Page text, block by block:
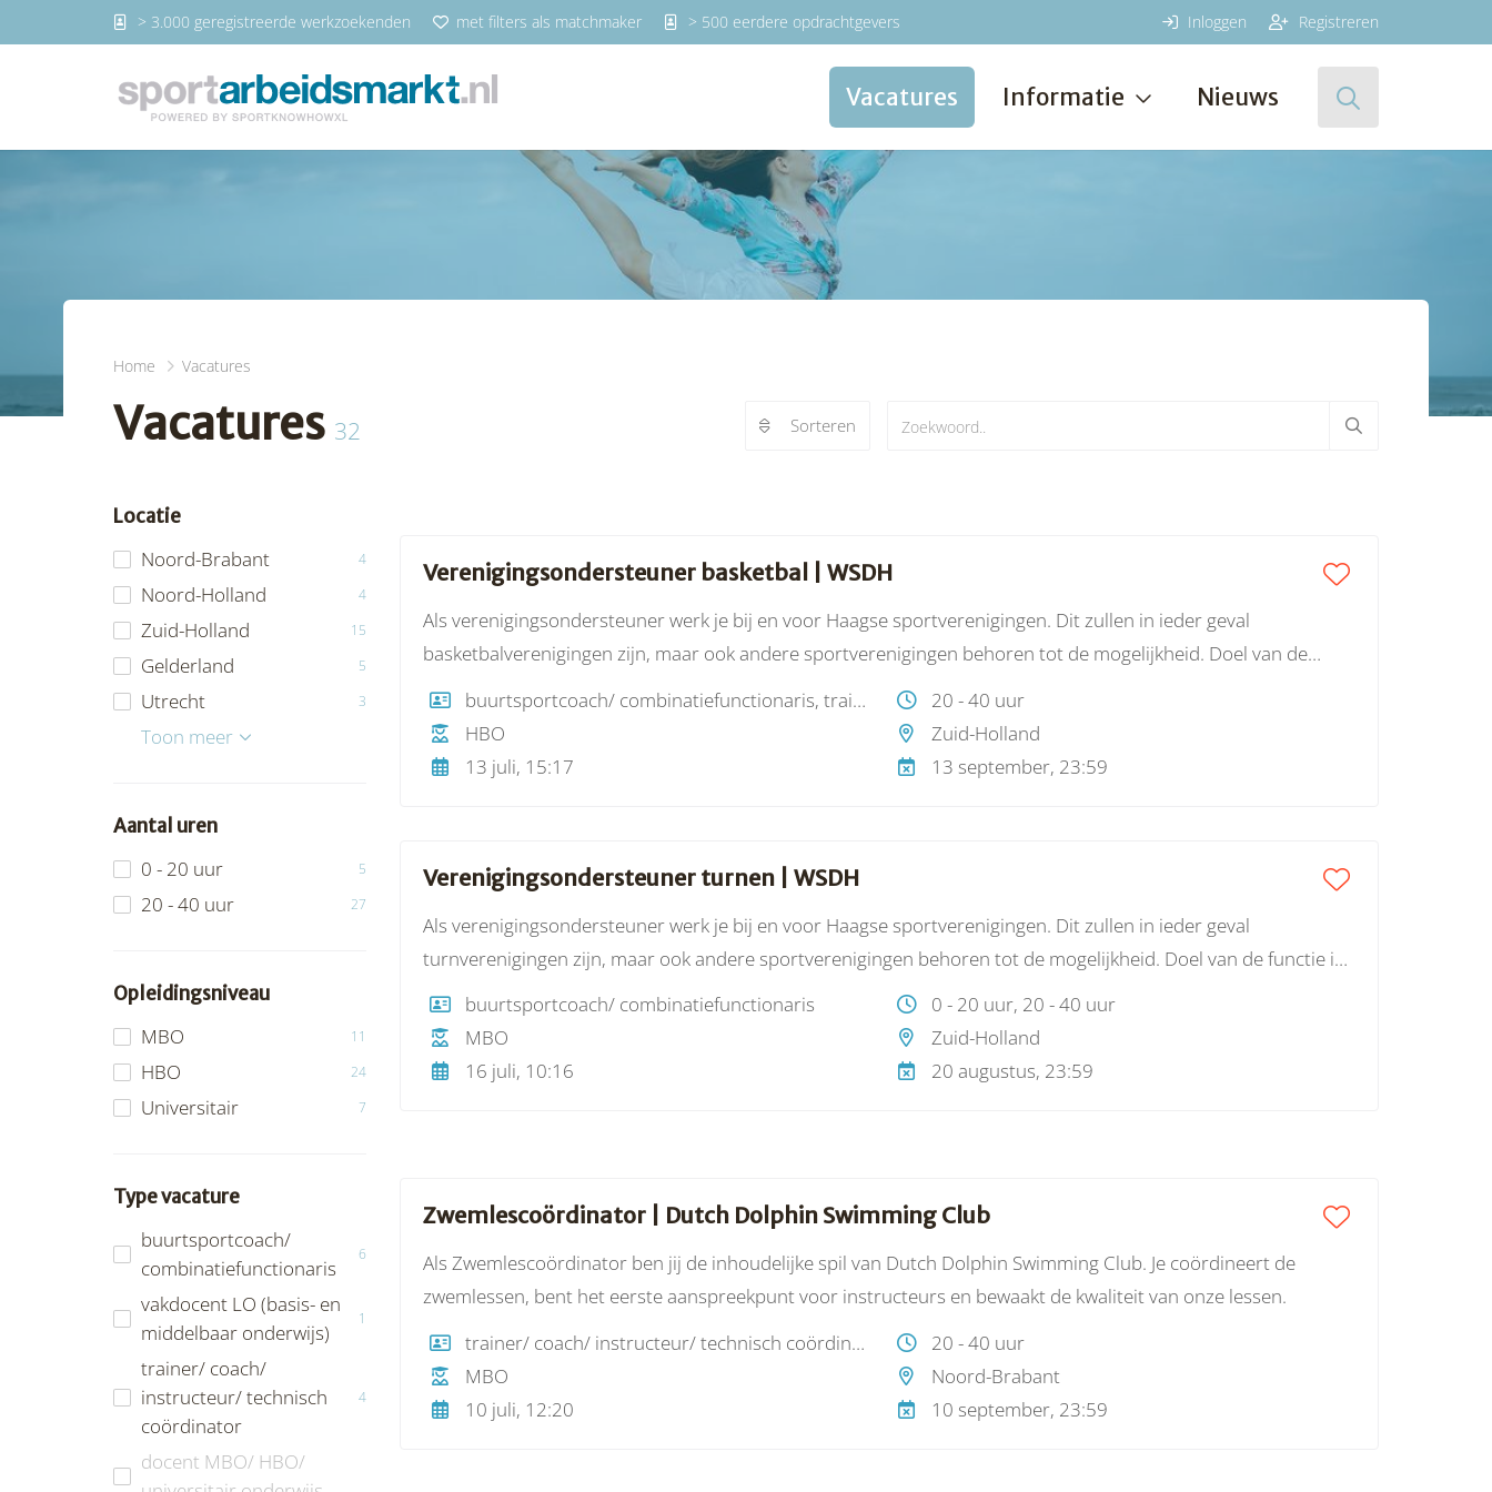
Home Vacatures
Vacatures 32 Sorteren
Locatie
Noord-Brabant 4
Noord-Holland 4
Zuid-Holland 15
Gelderland 5
Utrecht 3
Overijssel
Friesland
Limburg
Groningen
Zeeland
Flevoland
Drenthe
Toon meer
Aantal uren
0 - 20 uur 5
20 - 40 uur 27
Opleidingsniveau
MBO 11
HBO 24
Universitair 7
Type vacature
buurtsportcoach/
combinatiefunctionaris
6
vakdocent LO (basis- en
middelbaar onderwijs)
1
trainer/ coach/
instructeur/ technisch
coördinator
4
docent MBO/ HBO/
Verenigingsondersteuner basketbal | WSDH
Als verenigingsondersteuner werk je bij en voor Haagse sportverenigingen. Dit zullen in ieder geval
basketbalverenigingen zijn, maar ook andere sportverenigingen behoren tot de mogelijkheid. Doel van de
functie is dat jij de clubs ondersteunt en daarmee versterkt op het gebied van een aantal thema’s, namelijk:
kaderontwikkeling (ontwikkeling van trainers), ledenwerving, -binding en -behoud, vrijwilligersbeleid,
maatschappelijke projecten en een positieve sportcultuur (meer info over de thema’s v
buurtsportcoach/ combinatiefunctionaris, trainer/ coach/ instructeur/ technisch coördinator
20 - 40 uur
HBO
Zuid-Holland
13 juli, 15:17
13 september, 23:59
Verenigingsondersteuner turnen | WSDH
Als verenigingsondersteuner werk je bij en voor Haagse sportverenigingen. Dit zullen in ieder geval
turnverenigingen zijn, maar ook andere sportverenigingen behoren tot de mogelijkheid. Doel van de functie is
dat jij de clubs ondersteunt en daarmee versterkt op het gebied van een aantal thema’s, namelijk:
kaderontwikkeling (ontwikkeling van trainers), ledenwerving, -binding en -behoud, vrijwilligersbeleid,
maatschappelijke projecten en een positieve sportcultuur (meer info over de thema’s vind j
buurtsportcoach/ combinatiefunctionaris
0 - 20 uur, 20 - 40 uur
MBO
Zuid-Holland
16 juli, 10:16
20 augustus, 23:59
Zwemlescoördinator | Dutch Dolphin Swimming Club
Als Zwemlescoördinator ben jij de inhoudelijke spil van Dutch Dolphin Swimming Club. Je coördineert de
zwemlessen, bent het eerste aanspreekpunt voor instructeurs en bewaakt de kwaliteit van onze lessen.
trainer/ coach/ instructeur/ technisch coördinator
20 - 40 uur
MBO
Noord-Brabant
10 juli, 12:20
10 september, 23:59
> 3.000 geregistreerde werkzoekenden met filters als matchmaker > 500 eerdere opdrachtgevers Inloggen Registreren
Vacatures Informatie Nieuws